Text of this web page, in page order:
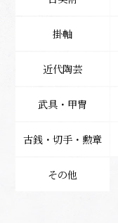
掛軸
近代陶芸
武具・甲冑
古銭・切手・勲章
その他